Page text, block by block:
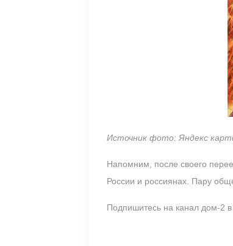
Источник фото: Яндекс
Напомним, после своего
России и россиянах. Пару
Подпишитесь на канал дом-2